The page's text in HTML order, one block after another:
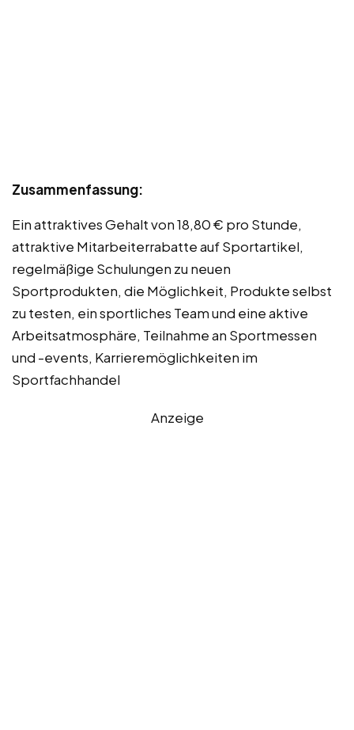
Zusammenfassung:
Ein attraktives Gehalt von 18,80 € pro Stunde,
attraktive Mitarbeiterrabatte auf Sportartikel,
regelmäßige Schulungen zu neuen
Sportprodukten, die Möglichkeit, Produkte selbst
zu testen, ein sportliches Team und eine aktive
Arbeitsatmosphäre, Teilnahme an Sportmessen
und -events, Karrieremöglichkeiten im
Sportfachhandel
Anzeige